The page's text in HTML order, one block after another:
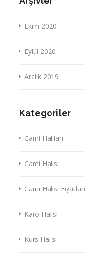
Ekim 2020
Eylül 2020
Aralık 2019
Kategoriler
Cami Halıları
Cami Halısı
Cami Halısı Fiyatları
Karo Halısı
Kurs Halısı